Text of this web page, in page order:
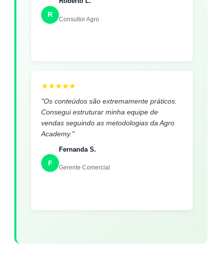
R
Consultor Agro
★★★★★
"Os conteúdos são extremamente práticos.
Consegui estruturar minha equipe de
vendas seguindo as metodologias da Agro
Academy."
F
Fernanda S.
Gerente Comercial